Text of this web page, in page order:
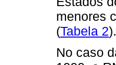
menores
(Tabela 2).
No caso